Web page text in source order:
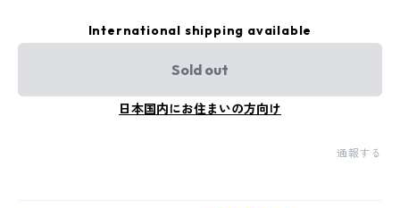
International shipping available
Sold out
日本国内にお住まいの方向け
通報する